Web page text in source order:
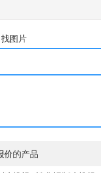
找图片
价的产品